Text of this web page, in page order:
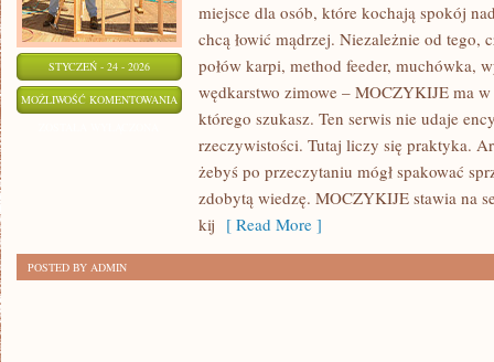
STYCZEŃ - 24 - 2026
MOŻLIWOŚĆ KOMENTOWANIA HISTORIA
TRADYCJE
WĘDKARSKIE
miejsce dla osób, które kochają spokój
chcą łowić mądrzej. Niezależnie od tego,
połów karpi, method feeder, muchówka,
wędkarstwo zimowe – MOCZYKIJE ma
którego szukasz. Ten serwis nie udaje
rzeczywistości. Tutaj liczy się praktyka.
żebyś po przeczytaniu mógł spakować
zdobytą wiedzę. MOCZYKIJE stawia na
kij [ Read More ]
POSTED BY ADMIN